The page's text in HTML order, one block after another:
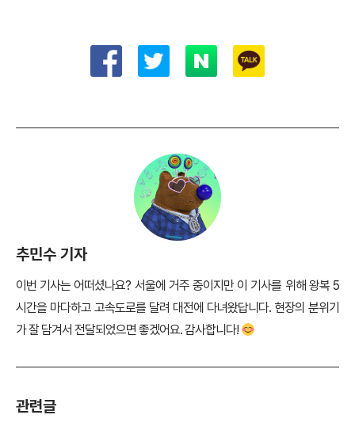
추민수 기자
이번 기사는 어떠셨나요? 서울에 거주 중이지만 이 기사를 위해 왕복 5
시간을 마다하고 고속도로를 달려 대전에 다녀왔답니다. 현장의 분위기
가 잘 담겨서 전달되었으면 좋겠어요. 감사합니다!
관련글